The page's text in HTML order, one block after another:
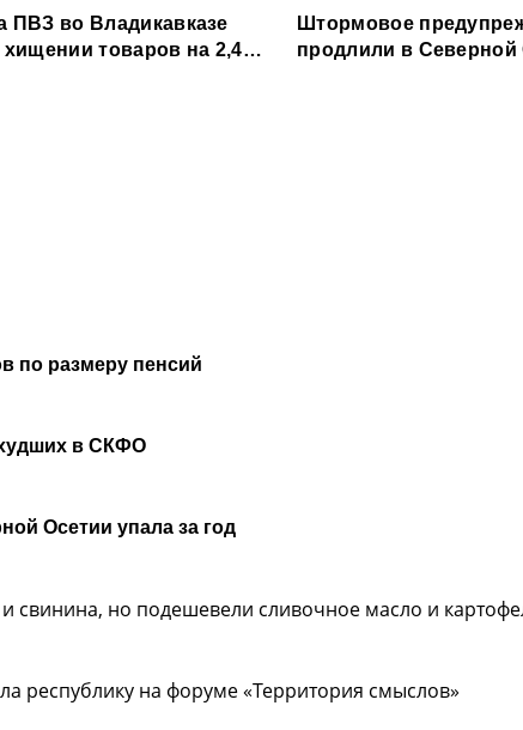
по размеру пенсий
в СКФО
Осетии упала за год
но подешевели сливочное масло и
республику на форуме «Территория смыслов»
ПВЗ во Владикавказе
товаров на 2,4
Штормовое
продлили в Северной